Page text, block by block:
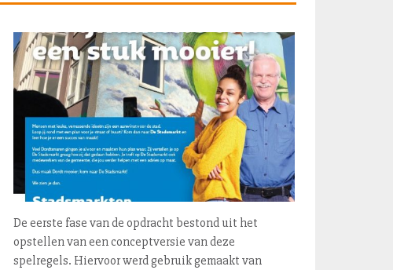
De eerste fase van de opdracht bestond uit het
opstellen van een con­cept­ver­sie van deze
spelregels. Hiervoor werd gebruik gemaakt van